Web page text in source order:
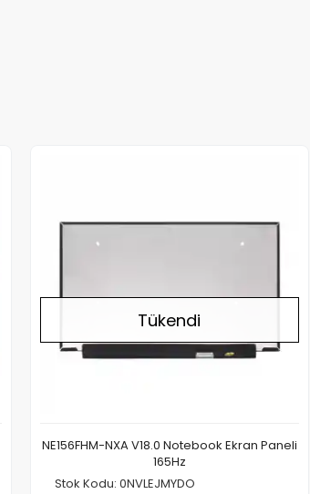
Tükendi
NE156FHM-NXA V18.0 Notebook Ekran Paneli
165Hz
Stok Kodu: 0NVLEJMYDO